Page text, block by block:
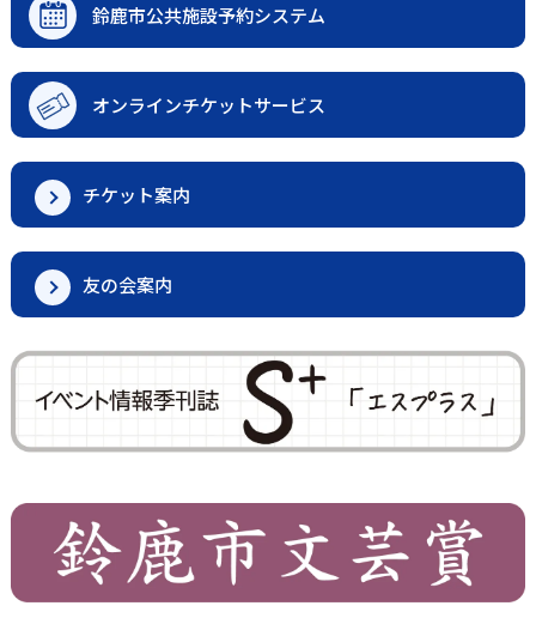
鈴鹿市公共施設予約システム
オンラインチケットサービス
チケット案内
友の会案内